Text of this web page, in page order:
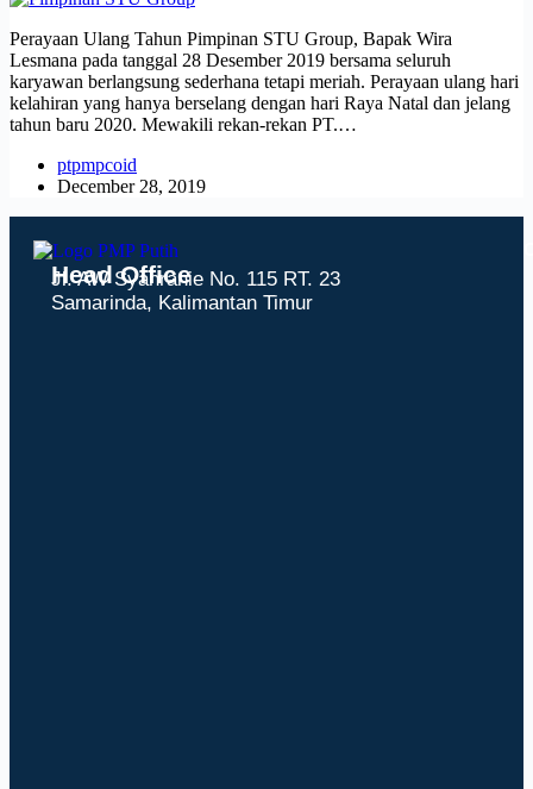
Perayaan Ulang Tahun Pimpinan STU Group, Bapak Wira
Lesmana pada tanggal 28 Desember 2019 bersama seluruh
karyawan berlangsung sederhana tetapi meriah. Perayaan ulang hari
kelahiran yang hanya berselang dengan hari Raya Natal dan jelang
tahun baru 2020. Mewakili rekan-rekan PT.…
ptpmpcoid
December 28, 2019
Head Office
Jl. AW Syahranie No. 115 RT. 23
Samarinda, Kalimantan Timur